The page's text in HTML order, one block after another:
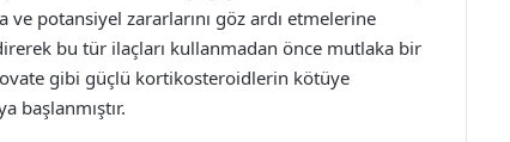
potansiyel zararlarını göz ardı etmelerine
bu tür ilaçları kullanmadan önce mutlaka bir
gibi güçlü kortikosteroidlerin kötüye
başlanmıştır.